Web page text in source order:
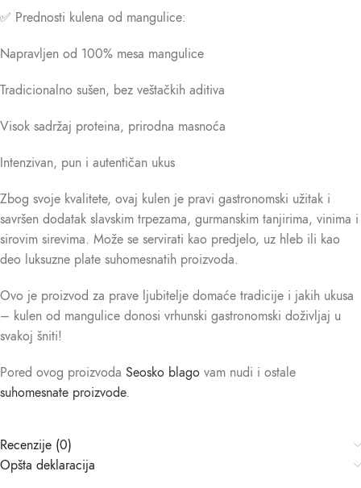
✅ Prednosti kulena od mangulice:
Napravljen od 100% mesa mangulice
Tradicionalno sušen, bez veštačkih aditiva
Visok sadržaj proteina, prirodna masnoća
Intenzivan, pun i autentičan ukus
Zbog svoje kvalitete, ovaj kulen je pravi gastronomski užitak i
savršen dodatak slavskim trpezama, gurmanskim tanjirima, vinima i
sirovim sirevima. Može se servirati kao predjelo, uz hleb ili kao
deo luksuzne plate suhomesnatih proizvoda.
Ovo je proizvod za prave ljubitelje domaće tradicije i jakih ukusa
– kulen od mangulice donosi vrhunski gastronomski doživljaj u
svakoj šniti!
Pored ovog proizvoda Seosko blago vam nudi i ostale
suhomesnate proizvode.
Recenzije (0)
Opšta deklaracija